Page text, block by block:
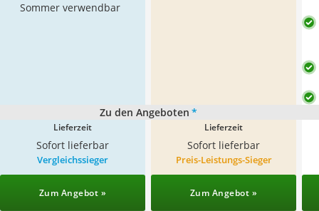
Sommer verwendbar
Zu den Angeboten *
Lieferzeit
Sofort lieferbar
Lieferzeit
Sofort lieferbar
Vergleichssieger
Zum Angebot »
Preis-Leistungs-Sieger
Zum Angebot »